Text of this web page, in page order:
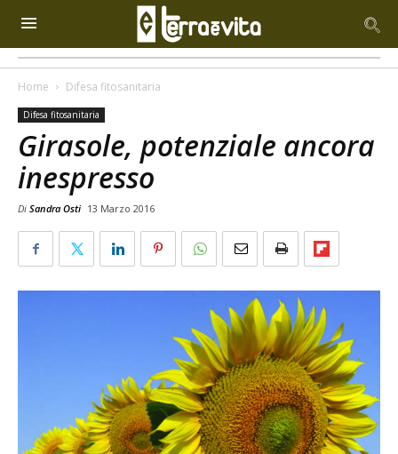
Home Difesa fitosanitaria
Difesa fitosanitaria
Girasole, potenziale ancora
inespresso
Di Sandra Osti 13 Marzo 2016